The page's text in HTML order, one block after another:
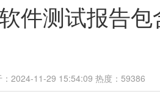
件测试报告
2024-11-29 15:54:09 热度：59386